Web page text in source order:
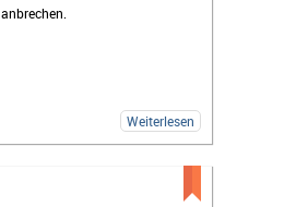
anbrechen.
Weiterlesen